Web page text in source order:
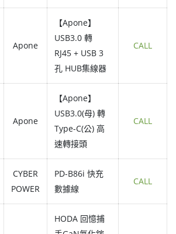
Apone
【Apone】
USB3.0 轉
RJ45 + USB 3
孔 HUB集線器
CALL
Apone
【Apone】
USB3.0(母) 轉
Type-C(公) 高
速轉接頭
CALL
CYBER
POWER
PD-B86i 快充
數據線
CALL
HODA 回憶捕